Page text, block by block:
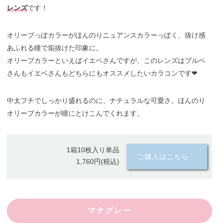
レンズです！
オリーブっぽカラーがほんのりニュアンスカラーっぽく、抜け感
あふれる瞳で垢抜けた印象に。
オリーブカラーといえばイエベさんですが、このレンズはブルベ
さんもイエベさんもどちらにもオススメしたいカラコンです❤︎
中太フチでしっかり盛れるのに、ナチュラルな可愛さ。ほんのり
オリーブカラーが瞳にとけこんでくれます。
1箱10枚入り単品
1,760円(税込)
ご購入はこちら
マナグレー